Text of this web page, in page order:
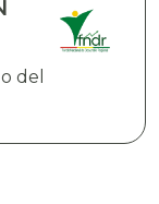
del